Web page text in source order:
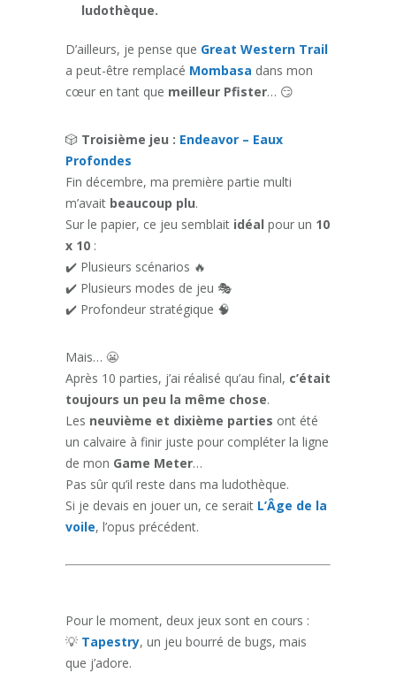
ludothèque.
D’ailleurs, je pense que Great Western Trail
a peut-être remplacé Mombasa dans mon
cœur en tant que meilleur Pfister… 😏
🎲 Troisième jeu : Endeavor – Eaux
Profondes
Fin décembre, ma première partie multi
m’avait beaucoup plu.
Sur le papier, ce jeu semblait idéal pour un 10
x 10 :
✔️ Plusieurs scénarios 🔥
✔️ Plusieurs modes de jeu 🎭
✔️ Profondeur stratégique 🧠
Mais… 😬
Après 10 parties, j’ai réalisé qu’au final, c’était
toujours un peu la même chose.
Les neuvième et dixième parties ont été
un calvaire à finir juste pour compléter la ligne
de mon Game Meter…
Pas sûr qu’il reste dans ma ludothèque.
Si je devais en jouer un, ce serait L’Âge de la
voile, l’opus précédent.
Pour le moment, deux jeux sont en cours :
💡 Tapestry, un jeu bourré de bugs, mais
que j’adore.